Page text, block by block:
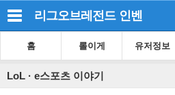
리그오브레전드 인벤
홈 롤이게 유저정보
LoL · e스포츠 이야기